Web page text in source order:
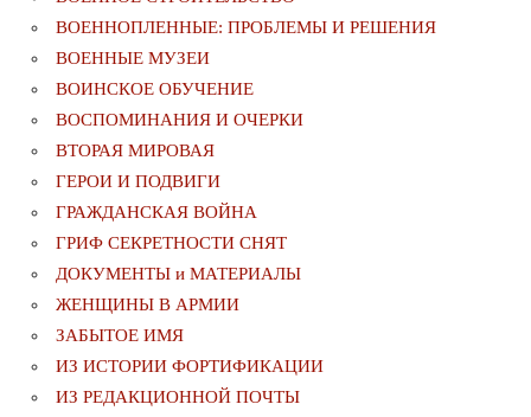
ВОЕННОПЛЕННЫЕ: ПРОБЛЕМЫ И РЕШЕНИЯ
ВОЕННЫЕ МУЗЕИ
ВОИНСКОЕ ОБУЧЕНИЕ
ВОСПОМИНАНИЯ И ОЧЕРКИ
ВТОРАЯ МИРОВАЯ
ГЕРОИ И ПОДВИГИ
ГРАЖДАНСКАЯ ВОЙНА
ГРИФ СЕКРЕТНОСТИ СНЯТ
ДОКУМЕНТЫ и МАТЕРИАЛЫ
ЖЕНЩИНЫ В АРМИИ
ЗАБЫТОЕ ИМЯ
ИЗ ИСТОРИИ ФОРТИФИКАЦИИ
ИЗ РЕДАКЦИОННОЙ ПОЧТЫ